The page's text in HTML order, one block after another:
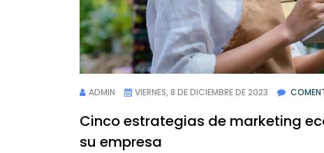
ADMIN VIERNES, 8 DE DICIEMBRE DE 2023
Cinco estrategias de marketing
su empresa